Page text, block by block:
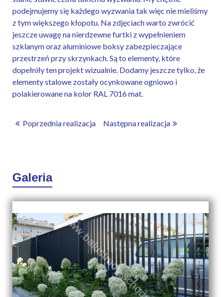
podejmujemy się każdego wyzwania tak więc nie mieliśmy
z tym większego kłopotu. Na zdjęciach warto zwrócić
jeszcze uwagę na nierdzewne furtki z wypełnieniem
szklanym oraz aluminiowe boksy zabezpieczające
przestrzeń przy skrzynkach. Są to elementy, które
dopełniły ten projekt wizualnie. Dodamy jeszcze tylko, że
elementy stalowe zostały ocynkowane ogniowo i
polakierowane na kolor RAL 7016 mat.
Poprzednia realizacja Następna realizacja
Galeria